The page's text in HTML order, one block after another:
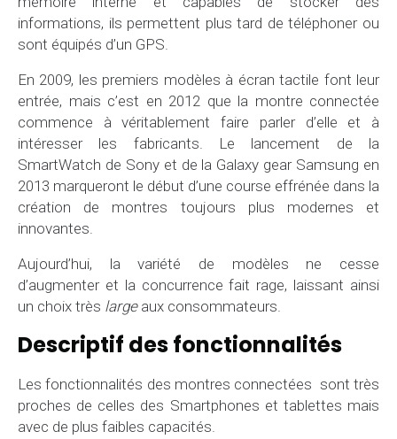
informations, ils permettent plus tard de téléphoner ou
sont équipés d’un GPS.
En 2009, les premiers modèles à écran tactile font leur
entrée, mais c’est en 2012 que la montre connectée
commence à véritablement faire parler d’elle et à
intéresser les fabricants. Le lancement de la
SmartWatch de Sony et de la Galaxy gear Samsung en
2013 marqueront le début d’une course effrénée dans la
création de montres toujours plus modernes et
innovantes.
Aujourd’hui, la variété de modèles ne cesse
d’augmenter et la concurrence fait rage, laissant ainsi
un choix très largeaux consommateurs.
Descriptif des fonctionnalités
Les fonctionnalités des montres connectées sont très
proches de celles des Smartphones et tablettes mais
avec de plus faibles capacités.